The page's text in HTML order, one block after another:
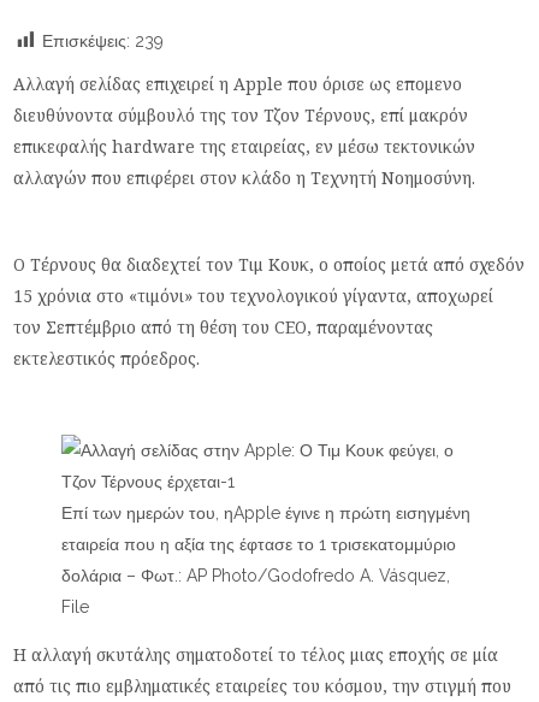
Επισκέψεις: 239
Aλλαγή σελίδας επιχειρεί η Apple που όρισε ως επομενο
διευθύνοντα σύμβουλό της τον Τζον Τέρνους, επί μακρόν
επικεφαλής hardware της εταιρείας, εν μέσω τεκτονικών
αλλαγών που επιφέρει στον κλάδο η Τεχνητή Νοημοσύνη.
Ο Τέρνους θα διαδεχτεί τον Τιμ Κουκ, ο οποίος μετά από σχεδόν
15 χρόνια στο «τιμόνι» του τεχνολογικού γίγαντα, αποχωρεί
τον Σεπτέμβριο από τη θέση του CEO, παραμένοντας
εκτελεστικός πρόεδρος.
Επί των ημερών του, ηApple έγινε η πρώτη εισηγμένη
εταιρεία που η αξία της έφτασε το 1 τρισεκατομμύριο
δολάρια – Φωτ.: AP Photo/Godofredo A. Vásquez,
File
Η αλλαγή σκυτάλης σηματοδοτεί το τέλος μιας εποχής σε μία
από τις πιο εμβληματικές εταιρείες του κόσμου, την στιγμή που